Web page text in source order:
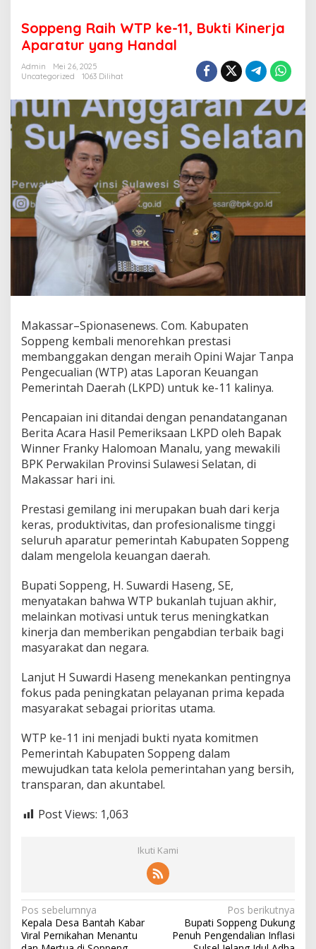
Soppeng Raih WTP ke-11, Bukti Kinerja
Aparatur yang Handal
Admin
Mei 26, 2025
Uncategorized
1063 Dilihat
Makassar–Spionasenews. Com. Kabupaten
Soppeng kembali menorehkan prestasi
membanggakan dengan meraih Opini Wajar Tanpa
Pengecualian (WTP) atas Laporan Keuangan
Pemerintah Daerah (LKPD) untuk ke-11 kalinya.
Pencapaian ini ditandai dengan penandatanganan
Berita Acara Hasil Pemeriksaan LKPD oleh Bapak
Winner Franky Halomoan Manalu, yang mewakili
BPK Perwakilan Provinsi Sulawesi Selatan, di
Makassar hari ini.
Prestasi gemilang ini merupakan buah dari kerja
keras, produktivitas, dan profesionalisme tinggi
seluruh aparatur pemerintah Kabupaten Soppeng
dalam mengelola keuangan daerah.
Bupati Soppeng, H. Suwardi Haseng, SE,
menyatakan bahwa WTP bukanlah tujuan akhir,
melainkan motivasi untuk terus meningkatkan
kinerja dan memberikan pengabdian terbaik bagi
masyarakat dan negara.
Lanjut H Suwardi Haseng menekankan pentingnya
fokus pada peningkatan pelayanan prima kepada
masyarakat sebagai prioritas utama.
WTP ke-11 ini menjadi bukti nyata komitmen
Pemerintah Kabupaten Soppeng dalam
mewujudkan tata kelola pemerintahan yang bersih,
transparan, dan akuntabel.
Post Views: 1,063
Ikuti Kami
Navigasi
pos
Pos sebelumnya
Kepala Desa Bantah Kabar
Viral Pernikahan Menantu
Pos berikutnya
Bupati Soppeng Dukung
Penuh Pengendalian Inflasi